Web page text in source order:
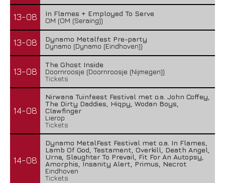
13-08
In Flames + Employed To Serve
OM (OM (Seraing))
13-08
Dynamo Metalfest Pre-party
Dynamo (Dynamo (Eindhoven))
13-08
The Ghost Inside
Doornroosje (Doornroosje (Nijmegen))
Tickets
14-08
Nirwana Tuinfeest Festival met o.a. John Coffey,
The Dirty Daddies, Hiqpy, Wodan Boys,
Clawfinger
Lierop
Tickets
14-08
Dynamo MetalFest Festival met o.a. In Flames,
Lamb Of God, Testament, Overkill, Death Angel,
Urne, Slaughter To Prevail, Fit For An Autopsy,
Amorphis, Insanity Alert, Primus, Necrot
Eindhoven
Tickets